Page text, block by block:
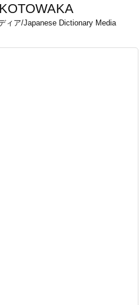
ィア/Japanese Dictionary Media